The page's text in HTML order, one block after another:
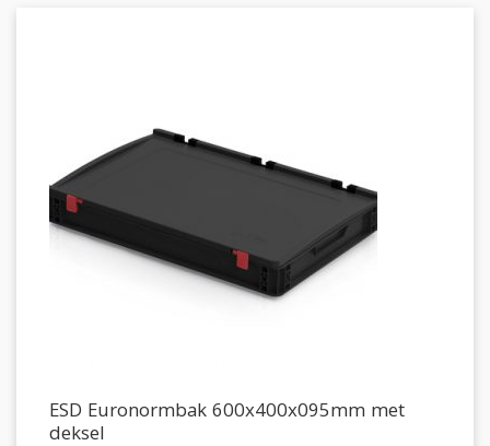
ESD Euronormbak 600x400x095mm met
deksel